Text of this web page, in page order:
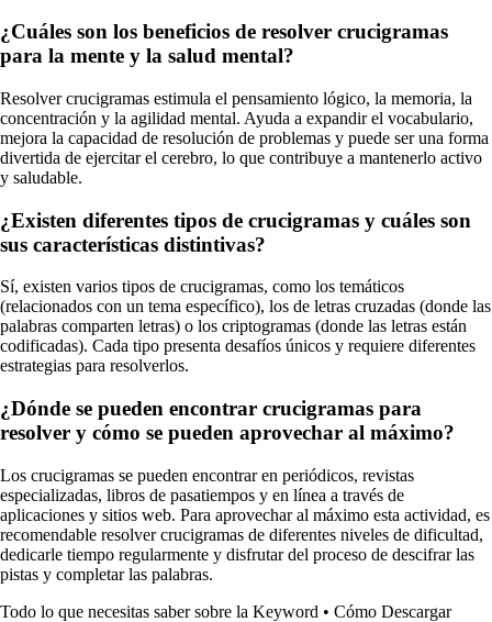
¿Cuáles son los beneficios de resolver crucigramas
para la mente y la salud mental?
Resolver crucigramas estimula el pensamiento lógico, la memoria, la
concentración y la agilidad mental. Ayuda a expandir el vocabulario,
mejora la capacidad de resolución de problemas y puede ser una forma
divertida de ejercitar el cerebro, lo que contribuye a mantenerlo activo
y saludable.
¿Existen diferentes tipos de crucigramas y cuáles son
sus características distintivas?
Sí, existen varios tipos de crucigramas, como los temáticos
(relacionados con un tema específico), los de letras cruzadas (donde las
palabras comparten letras) o los criptogramas (donde las letras están
codificadas). Cada tipo presenta desafíos únicos y requiere diferentes
estrategias para resolverlos.
¿Dónde se pueden encontrar crucigramas para
resolver y cómo se pueden aprovechar al máximo?
Los crucigramas se pueden encontrar en periódicos, revistas
especializadas, libros de pasatiempos y en línea a través de
aplicaciones y sitios web. Para aprovechar al máximo esta actividad, es
recomendable resolver crucigramas de diferentes niveles de dificultad,
dedicarle tiempo regularmente y disfrutar del proceso de descifrar las
pistas y completar las palabras.
Todo lo que necesitas saber sobre la Keyword • Cómo Descargar